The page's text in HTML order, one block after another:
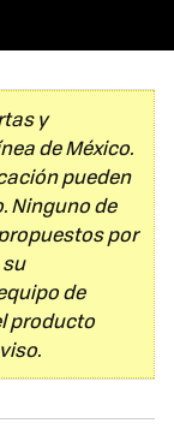
y
de México.
pueden
Ninguno de
por
de
producto